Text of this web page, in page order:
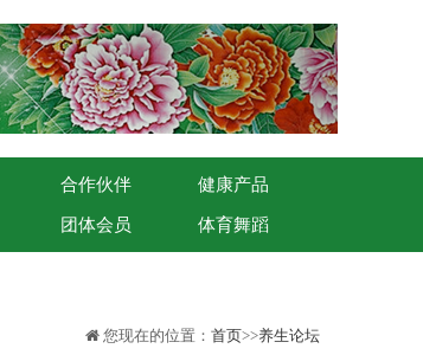
合作伙伴 健康产品
团体会员 体育舞蹈
您现在的位置： 首页>>养生论坛